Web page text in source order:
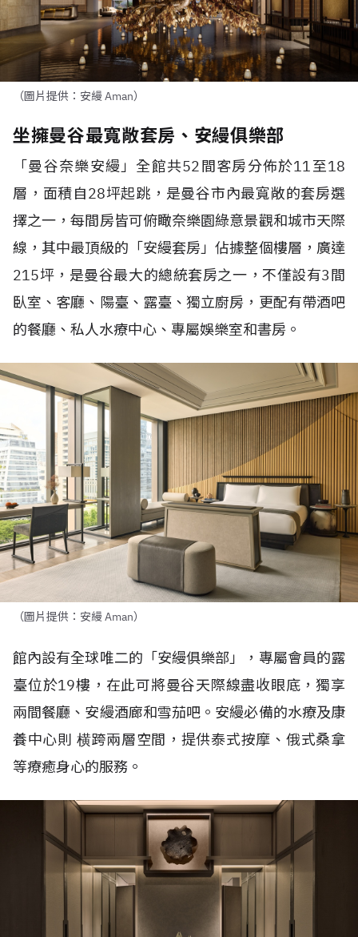
（圖片提供：安縵 Aman）
坐擁曼谷最寬敞套房、安縵俱樂部
「曼谷奈樂安縵」全館共52間客房分佈於11至18
層，面積自28坪起跳，是曼谷市內最寬敞的套房選
擇之一，每間房皆可俯瞰奈樂園綠意景觀和城市天際
線，其中最頂級的「安縵套房」佔據整個樓層，廣達
215坪，是曼谷最大的總統套房之一，不僅設有3間
臥室、客廳、陽臺、露臺、獨立廚房，更配有帶酒吧
的餐廳、私人水療中心、專屬娛樂室和書房。
（圖片提供：安縵 Aman）
館內設有全球唯二的「安縵俱樂部」，專屬會員的露
臺位於19樓，在此可將曼谷天際線盡收眼底，獨享
兩間餐廳、安縵酒廊和雪茄吧。安縵必備的水療及康
養中心則 横跨兩層空間，提供泰式按摩、俄式桑拿
等療癒身心的服務。